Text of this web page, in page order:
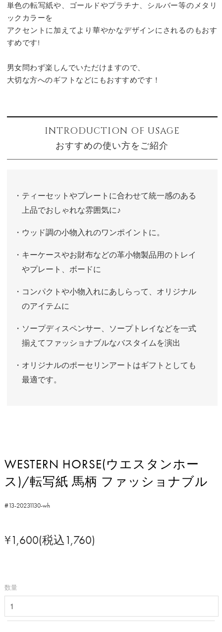
単色の転写紙や、ゴールドやプラチナ、シルバー等のメタリ
ックカラーを
アクセントに加えてより華やかなデザインにされるのもおす
すめです!
男女問わず楽しんでいただけますので、
大切な方へのギフトなどにもおすすめです！
INTRODUCTION OF USAGE
おすすめの使い方をご紹介
・ティーセットやプレートに合わせて統一感のある
上品でおしゃれな雰囲気に♪
・ウッド調の小物入れのワンポイントに。
・キーケースやお財布などの革小物製品用のトレイ
やプレート、ボードに
・コンパクトや小物入れにあしらって、オリジナル
のアイテムに
・ソープディスペンサー、ソープトレイなどを一式
揃えてファッショナブルなバスタイムを演出
・オリジナルのポーセリンアートはギフトとしても
最適です。
WESTERN HORSE(ウエスタンホー
ス)/転写紙 馬柄 ファッショナブル
#13-20231130-wh
¥1,600(税込1,760)
数量